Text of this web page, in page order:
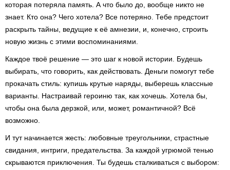
которая потеряла память. А что было до, вообще никто не
знает. Кто она? Чего хотела? Все потеряно. Тебе предстоит
раскрыть тайны, ведущие к её амнезии, и, конечно, строить
новую жизнь с этими воспоминаниями.
Каждое твоё решение — это шаг к новой истории. Будешь
выбирать, что говорить, как действовать. Деньги помогут тебе
прокачать стиль: купишь крутые наряды, выберешь классные
варианты. Настраивай героиню так, как хочешь. Хотела бы,
чтобы она была дерзкой, или, может, романтичной? Всё
возможно.
И тут начинается жесть: любовные треугольники, страстные
свидания, интриги, предательства. За каждой угрюмой тенью
скрываются приключения. Ты будешь сталкиваться с выбором: